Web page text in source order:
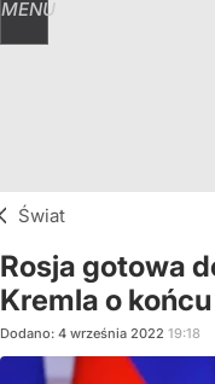
MENU
Świat
Rosja gotowa
Kremla o
Dodano: 4 września 2022 19:18